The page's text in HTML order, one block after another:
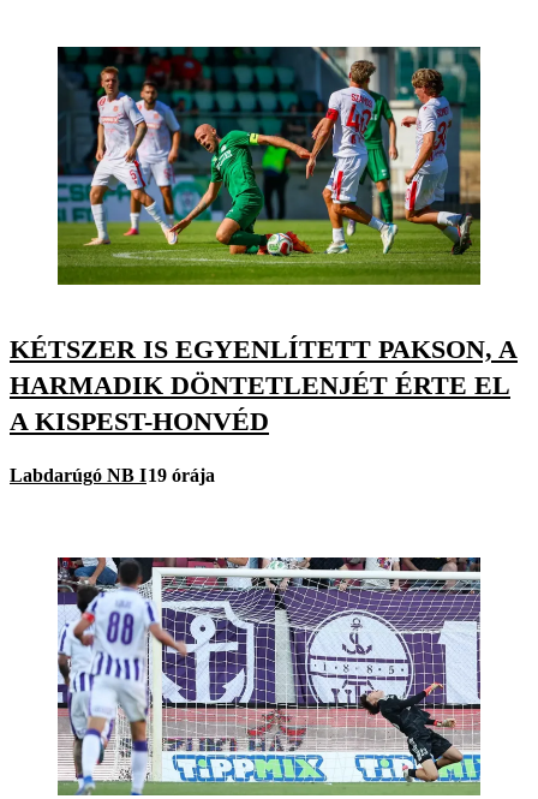
KÉTSZER IS EGYENLÍTETT PAKSON, A
HARMADIK DÖNTETLENJÉT ÉRTE EL
A KISPEST-HONVÉD
Labdarúgó NB I19 órája